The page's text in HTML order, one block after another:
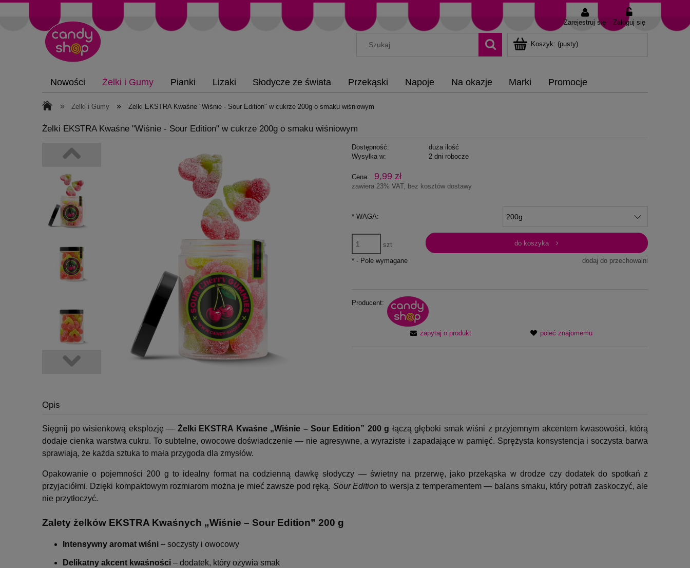
Zarejestruj się Zaloguj się
Koszyk: (pusty)
Nowości Żelki i Gumy Pianki Lizaki Słodycze ze świata Przekąski Napoje Na okazje Marki Promocje
» Żelki i Gumy » Żelki EKSTRA Kwaśne "Wiśnie - Sour Edition" w cukrze 200g o smaku wiśniowym
Żelki EKSTRA Kwaśne "Wiśnie - Sour Edition" w cukrze 200g o smaku wiśniowym
Dostępność:
duża ilość
Wysyłka w:
2 dni robocze
Cena: 9,99 zł
zawiera 23% VAT, bez kosztów dostawy
*WAGA:
szt do koszyka
dodaj do przechowalni
*- Pole wymagane
Producent:
zapytaj o produkt poleć znajomemu
Opis
Sięgnij po wisienkową eksplozję — Żelki EKSTRA Kwaśne „Wiśnie – Sour Edition” 200 g łączą głęboki smak wiśni z przyjemnym akcentem kwasowości, którą
dodaje cienka warstwa cukru. To subtelne, owocowe doświadczenie — nie agresywne, a wyraziste i zapadające w pamięć. Sprężysta konsystencja i soczysta barwa
sprawiają, że każda sztuka to mała przygoda dla zmysłów.
Opakowanie o pojemności 200 g to idealny format na codzienną dawkę słodyczy — świetny na przerwę, jako przekąska w drodze czy dodatek do spotkań z
przyjaciółmi. Dzięki kompaktowym rozmiarom można je mieć zawsze pod ręką. Sour Edition to wersja z temperamentem — balans smaku, który potrafi zaskoczyć, ale
nie przytłoczyć.
Zalety żelków EKSTRA Kwaśnych „Wiśnie – Sour Edition” 200 g
Intensywny aromat wiśni – soczysty i owocowy
Delikatny akcent kwaśności – dodatek, który ożywia smak